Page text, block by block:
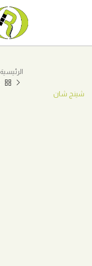
الرئيسية
شينج شان